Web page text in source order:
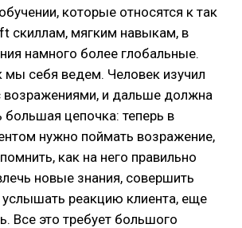
которые относятся к так
скиллам, мягким навыкам, в
намного более глобальные.
мы себя ведем. Человек изучил
возражениями, и дальше должна
большая цепочка: теперь в
нужно поймать возражение,
как на него правильно
новые знания, совершить
услышать реакцию клиента, еще
Все это требует большого